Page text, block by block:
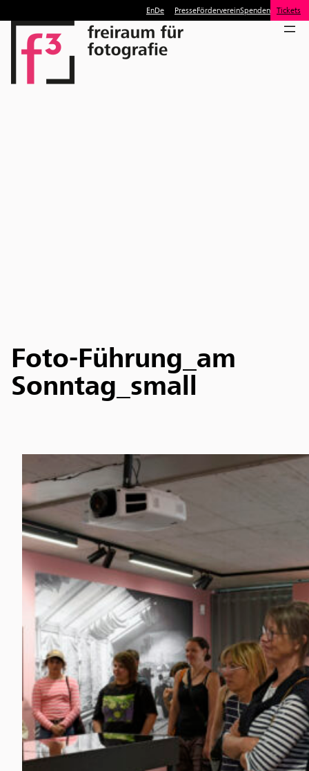
EnDe PresseFördervereinSpenden Tickets
Foto-Führung_am
Sonntag_small